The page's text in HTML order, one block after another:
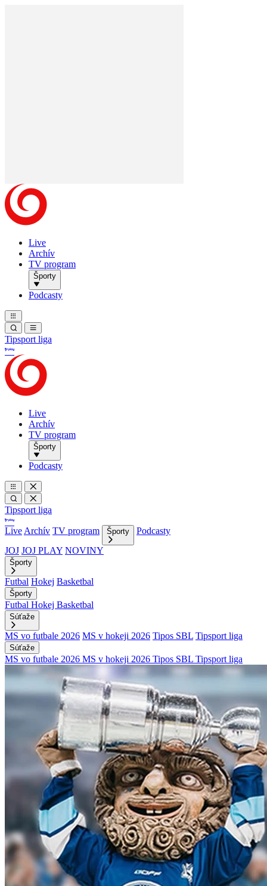
Live
Archív
TV program
Športy
Podcasty
Tipsport liga
Live
Archív
TV program
Športy
Podcasty
Tipsport liga
Live Archív TV program Športy
Podcasty
JOJ JOJ PLAY NOVINY
Športy
Futbal Hokej Basketbal
Športy
Futbal Hokej Basketbal
Súťaže
MS vo futbale 2026 MS v hokeji 2026 Tipos SBL Tipsport liga
Súťaže
MS vo futbale 2026 MS v hokeji 2026 Tipos SBL Tipsport liga